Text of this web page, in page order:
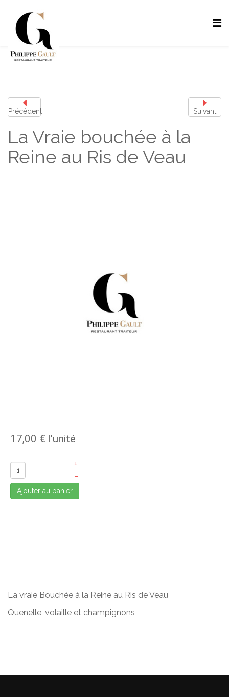
Précédent Suivant
La Vraie bouchée à la
Reine au Ris de Veau
17,00 € l'unité
+
–
Ajouter au panier
La vraie Bouchée à la Reine au Ris de Veau
Quenelle, volaille et champignons